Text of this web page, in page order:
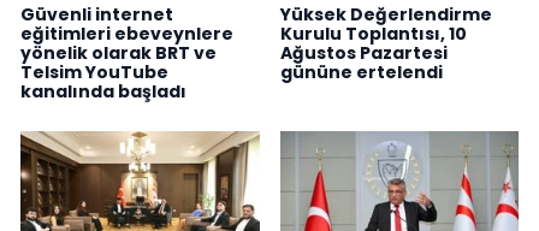
Güvenli internet
eğitimleri ebeveynlere
yönelik olarak BRT ve
Telsim YouTube
kanalında başladı
Yüksek Değerlendirme
Kurulu Toplantısı, 10
Ağustos Pazartesi
gününe ertelendi